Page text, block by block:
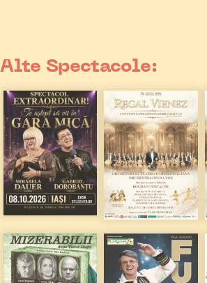
Alte Spectacole: